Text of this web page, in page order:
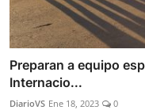
Preparan a equipo
Internacio...
DiarioVS Ene 18, 2023 0